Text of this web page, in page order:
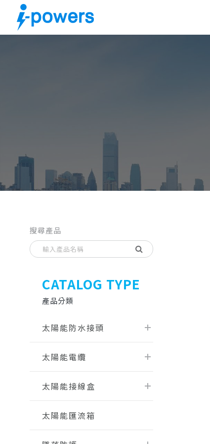
搜尋產品
CATALOG TYPE
產品分類
太陽能防水接頭
太陽能電纜
太陽能接線盒
太陽能匯流箱